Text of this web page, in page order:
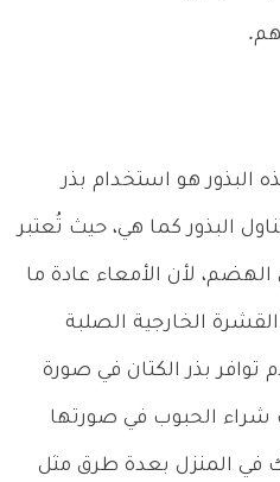
البذور هو استخدام بذر
البذور كما هي، حيث تُعتبر
لأن الأمعاء عادة ما
الخارجية الصلبة
توافر بذر الكتان في صورة
الحبوب في صورتها
في المنزل بعدة طرق مثل